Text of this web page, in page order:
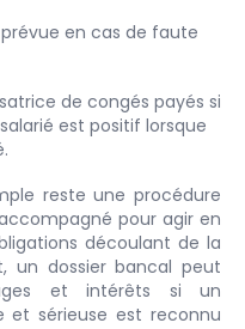
en cas de faute
de congés payés si
est positif lorsque
reste une procédure
pour agir en
découlant de la
un dossier bancal peut
et intérêts si un
et sérieuse est reconnu